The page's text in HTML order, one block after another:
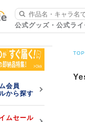
公式グッズ・公式ラ
詳細
会員
から探す
ムセール
TOP